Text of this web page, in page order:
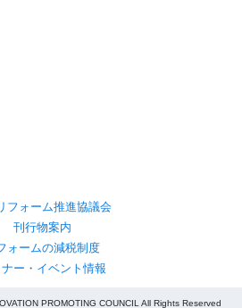
フォーム推進協議会
刊行物案内
ォームの減税制度
ー・イベント情報
PROMOTING COUNCIL All Rights Reserved